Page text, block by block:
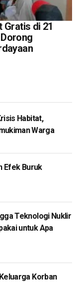
Gratis di 21
Habitat,
Warga
Efek Buruk
Teknologi Nuklir
untuk Apa
Korban